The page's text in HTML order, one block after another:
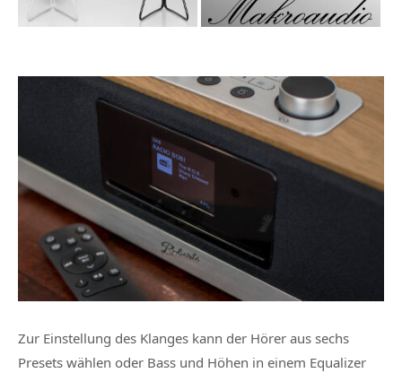
Zur Einstellung des Klanges kann der Hörer aus sechs
Presets wählen oder Bass und Höhen in einem Equalizer